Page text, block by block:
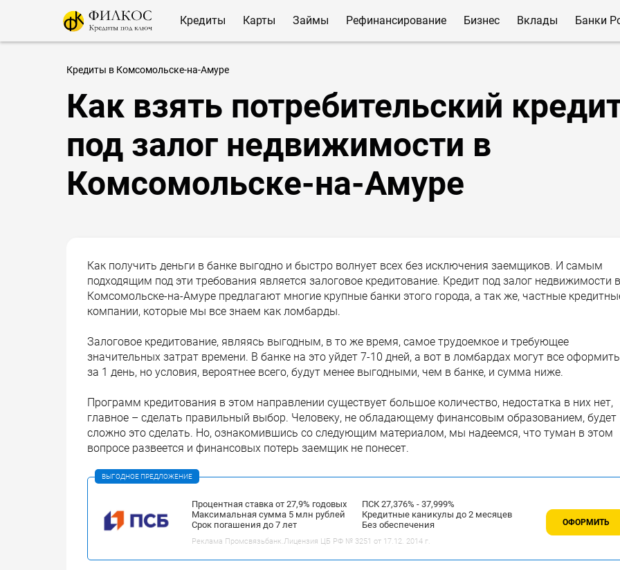
Кредиты Карты Займы Рефинансирование Бизнес Вклады Банки
Кредиты в Комсомольске-на-Амуре
Как взять потребительский
под залог недвижимости в
Комсомольске-на-Амуре
Как получить деньги в банке выгодно и быстро волнует всех без исключения заемщиков. И самым
подходящим под эти требования является залоговое кредитование. Кредит под залог недвижимости в
Комсомольске-на-Амуре предлагают многие крупные банки этого города, а так же, частные
компании, которые мы все знаем как ломбарды.
Залоговое кредитование, являясь выгодным, в то же время, самое трудоемкое и требующее
значительных затрат времени. В банке на это уйдет 7-10 дней, а вот в ломбардах могут все
за 1 день, но условия, вероятнее всего, будут менее выгодными, чем в банке, и сумма ниже.
Программ кредитования в этом направлении существует большое количество, недостатка в них нет,
главное – сделать правильный выбор. Человеку, не обладающему финансовым образованием, будет
сложно это сделать. Но, ознакомившись со следующим материалом, мы надеемся, что туман в этом
вопросе развеется и финансовых потерь заемщик не понесет.
ВЫГОДНОЕ ПРЕДЛОЖЕНИЕ
Процентная ставка от 27,9% годовых
Максимальная сумма 5 млн рублей
Срок погашения до 7 лет
ПСК 27,376% - 37,999%
Кредитные каникулы до 2 месяцев
Без обеспечения
Реклама Промсвязьбанк.Лицензия ЦБ РФ № 3251 от 17.12. 2014 г.
ОФОРМИТЬ